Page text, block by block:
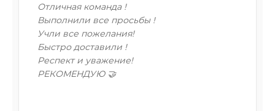
Отличная команда !
Выполнили все просьбы !
Учли все пожелания!
Быстро доставили !
Респект и уважение!
РЕКОМЕНДУЮ 🤝